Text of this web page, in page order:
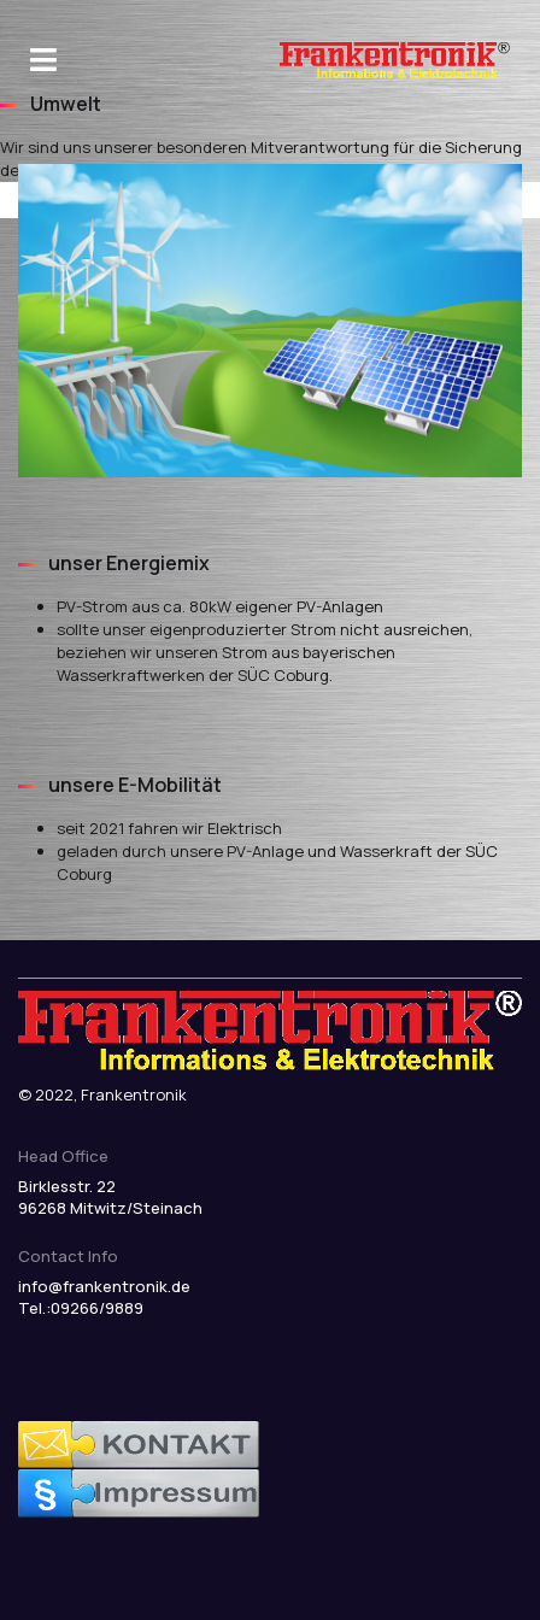
Umwelt
Wir sind uns unserer besonderen Mitverantwortung für die Sicherung
der natürlichen Lebensgrundlagen bewusst.
unser Energiemix
PV-Strom aus ca. 80kW eigener PV-Anlagen
sollte unser eigenproduzierter Strom nicht ausreichen,
beziehen wir unseren Strom aus bayerischen
Wasserkraftwerken der SÜC Coburg.
unsere E-Mobilität
seit 2021 fahren wir Elektrisch
geladen durch unsere PV-Anlage und Wasserkraft der SÜC
Coburg
© 2022, Frankentronik
Head Office
Birklesstr. 22
96268 Mitwitz/Steinach
Contact Info
info@frankentronik.de
Tel.:09266/9889